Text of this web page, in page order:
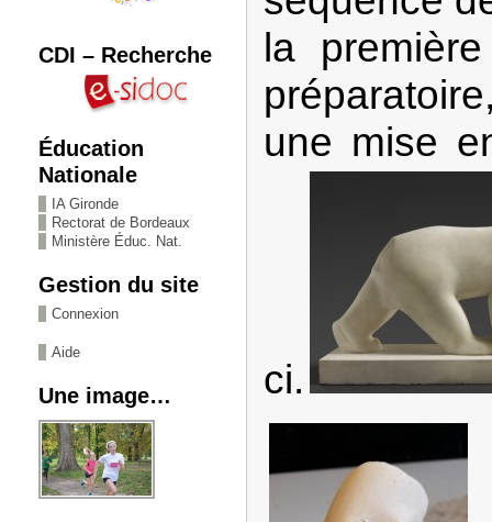
CDI – Recherche
Éducation
Nationale
IA Gironde
Rectorat de Bordeaux
Ministère Éduc. Nat.
Gestion du site
Connexion
Aide
Une image…
la
une mise
ci.